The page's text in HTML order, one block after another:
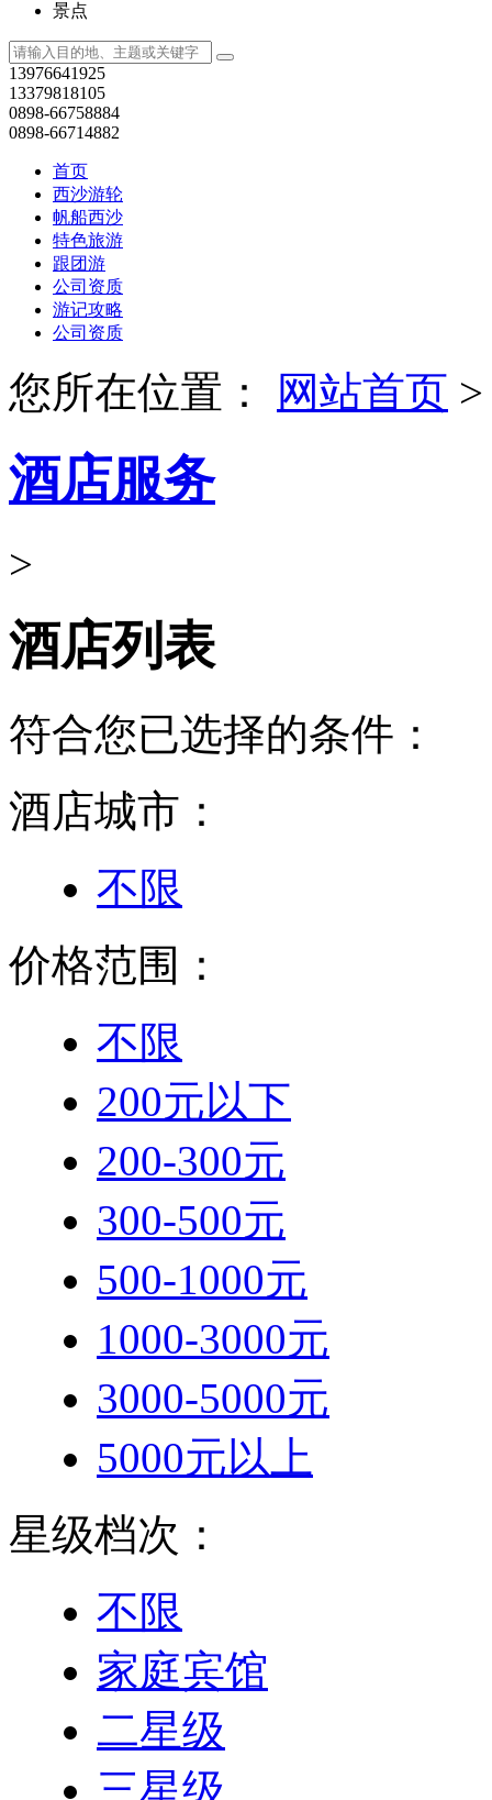
景点
13976641925
13379818105
0898-66758884
0898-66714882
首页
西沙游轮
帆船西沙
特色旅游
跟团游
公司资质
游记攻略
公司资质
您所在位置： 网站首页 >
酒店服务
>
酒店列表
符合您已选择的条件：
酒店城市：
不限
价格范围：
不限
200元以下
200-300元
300-500元
500-1000元
1000-3000元
3000-5000元
5000元以上
星级档次：
不限
家庭宾馆
二星级
三星级